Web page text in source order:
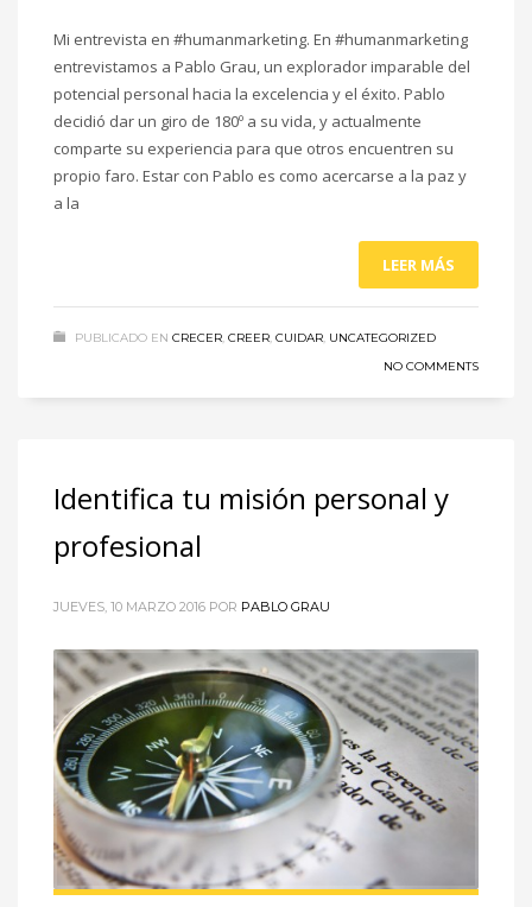
Mi entrevista en ‪#‎humanmarketing‬. En #humanmarketing
entrevistamos a Pablo Grau, un explorador imparable del
potencial personal hacia la excelencia y el éxito. Pablo
decidió dar un giro de 180º a su vida, y actualmente
comparte su experiencia para que otros encuentren su
propio faro. Estar con Pablo es como acercarse a la paz y
a la
LEER MÁS
PUBLICADO EN CRECER, CREER, CUIDAR, UNCATEGORIZED
NO COMMENTS
Identifica tu misión personal y
profesional
JUEVES, 10 MARZO 2016 POR PABLO GRAU